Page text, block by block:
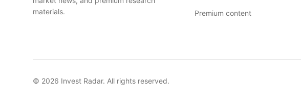
materials.
Premium content
© 2026 Invest Radar. All rights reserved.